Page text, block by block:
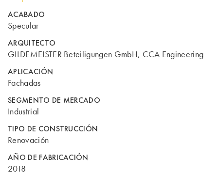
ACABADO
Specular
ARQUITECTO
GILDEMEISTER Beteiligungen GmbH, CCA Engineering
APLICACIÓN
Fachadas
SEGMENTO DE MERCADO
Industrial
TIPO DE CONSTRUCCIÓN
Renovación
AÑO DE FABRICACIÓN
2018